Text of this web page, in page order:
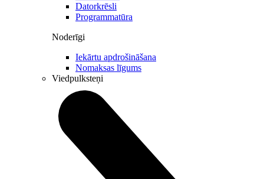
Datorkrēsli
Programmatūra
Noderīgi
Iekārtu apdrošināšana
Nomaksas līgums
Viedpulksteņi